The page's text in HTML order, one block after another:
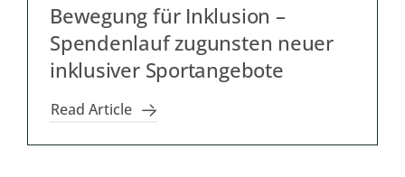
Bewegung für Inklusion –
Spendenlauf zugunsten neuer
inklusiver Sportangebote
Read Article